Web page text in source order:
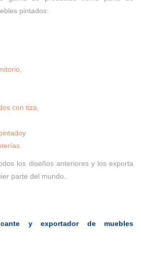
pintados:
con tiza
y
los diseños anteriores y los exporta
parte del mundo.
y exportador de muebles